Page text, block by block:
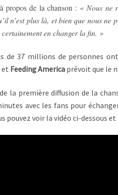
propos de la chanson : « Nous ne
n’est plus là, et bien que nous
certainement en changer la fin. »
de 37 millions de personnes
et Feeding America prévoit que le
la première diffusion de la
avec les fans pour
pouvez voir la vidéo ci-dessous